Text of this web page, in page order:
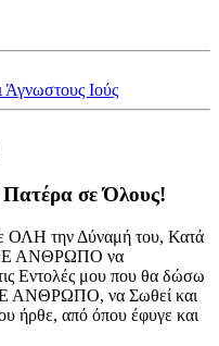
Άγνωστους Ιούς
σε Όλους!
ΟΛΗ την Δύναμή του, Κατά
ΑΝΘΡΩΠΟ να
Εντολές μου που θα δώσω
ΑΝΘΡΩΠΟ, να Σωθεί και
ήρθε, από όπου έφυγε και